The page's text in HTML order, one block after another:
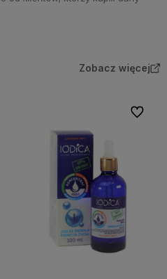
Zobacz więcej
Do